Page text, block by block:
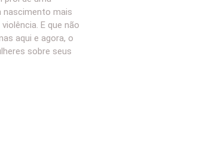
nascimento mais
E que não
aqui e agora, o
sobre seus